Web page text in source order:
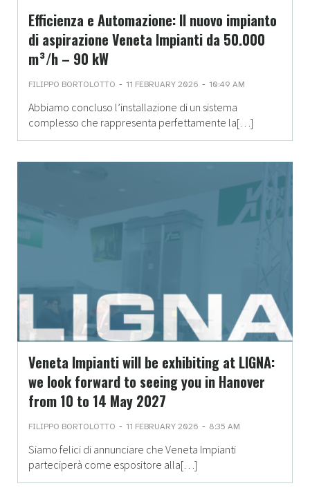
Efficienza e Automazione: Il nuovo impianto
di aspirazione Veneta Impianti da 50.000
m³/h – 90 kW
FILIPPO BORTOLOTTO - 11 FEBRUARY 2026 - 10:49 AM
Abbiamo concluso l’installazione di un sistema
complesso che rappresenta perfettamente la[…]
Veneta Impianti will be exhibiting at LIGNA:
we look forward to seeing you in Hanover
from 10 to 14 May 2027
FILIPPO BORTOLOTTO - 11 FEBRUARY 2026 - 8:35 AM
Siamo felici di annunciare che Veneta Impianti
parteciperà come espositore alla[…]